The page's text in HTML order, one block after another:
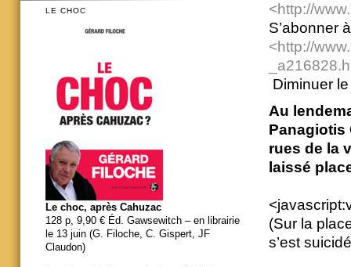
<http://
S’abonner
<http://
Diminuer
Au
Panagiotis
rues de la
laissé
(Sur la
s’est
LE CHOC
Le choc, après Cahuzac
128 p, 9,90 € Éd. Gawsewitch – en librairie
le 13 juin (G. Filoche, C. Gispert, JF
Claudon)